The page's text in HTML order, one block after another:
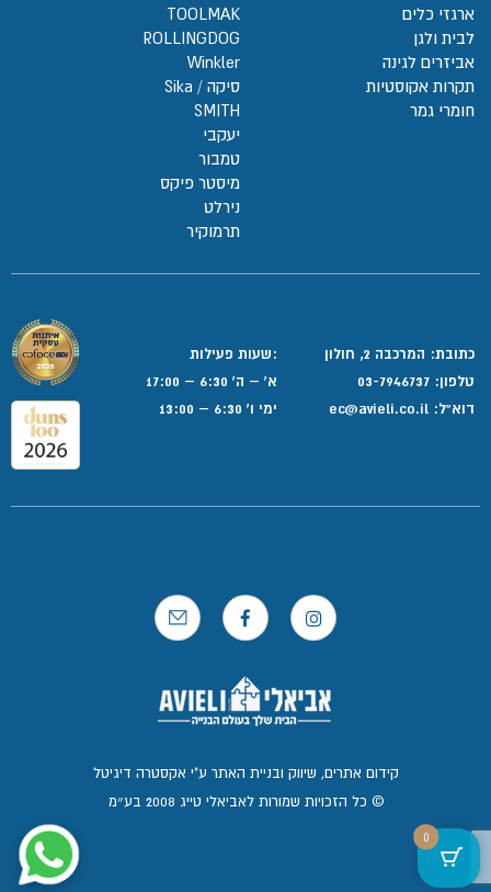
ארגזי כלים
לבית ולגן
אביזרים לגינה
תקרות אקוסטיות
חומרי גמר
TOOLMAK
ROLLINGDOG
Winkler
סיקה / Sika
SMITH
יעקבי
טמבור
מיסטר פיקס
נירלט
תרמוקיר
כתובת: המרכבה 2, חולון
טלפון: 03-7946737
דוא”ל:
:שעות פעילות
א' – ה' 6:30 – 17:00
ימי ו' 6:30 – 13:00
© כל הזכויות שמורות לאביאלי טייג 2008 בע״מ
קידום אתרים, שיווק ובניית האתר ע"י אקסטרה דיגיטל
0